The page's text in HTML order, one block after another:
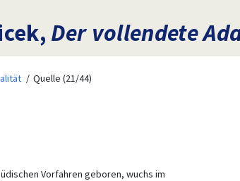
Der vollendete
Quelle (21/44)
Vorfahren geboren, wuchs im